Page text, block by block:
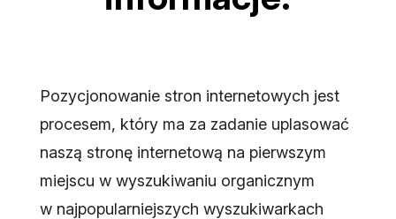
Pozycjonowanie stron internetowych jest
procesem, który ma za zadanie uplasować
naszą stronę internetową na pierwszym
miejscu w wyszukiwaniu organicznym
w najpopularniejszych wyszukiwarkach